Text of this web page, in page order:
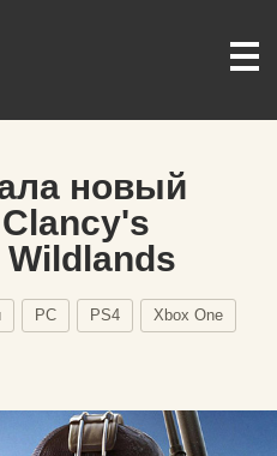
новый
PC PS4 Xbox One